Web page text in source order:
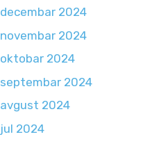
decembar 2024
novembar 2024
oktobar 2024
septembar 2024
avgust 2024
jul 2024